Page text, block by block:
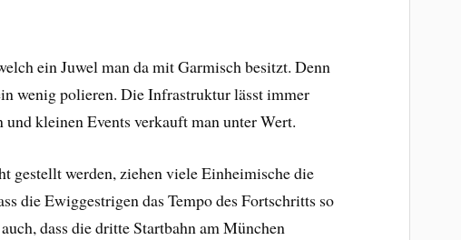
ein Juwel man da mit Garmisch besitzt. Denn
wenig polieren. Die Infrastruktur lässt immer
kleinen Events verkauft man unter Wert.
gestellt werden, ziehenviele Einheimische die
die Ewiggestrigen das Tempo des Fortschritts so
dass die dritte Startbahn am München